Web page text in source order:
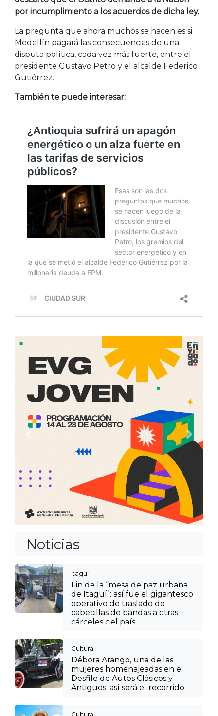
por incumplimiento a los acuerdos de dicha ley.
La pregunta que ahora muchos se hacen es si
Medellín pagará las consecuencias de una
disputa política, cada vez más fuerte, entre el
presidente Gustavo Petro y el alcalde Federico
Gutiérrez.
También te puede interesar:
Noticias
Itagüí
Fin de la “mesa de paz urbana
de Itagüí”: así fue el gigantesco
operativo de traslado de
cabecillas de bandas a otras
cárceles del país
Cultura
Débora Arango, una de las
mujeres homenajeadas en el
Desfile de Autos Clásicos y
Antiguos: así será el recorrido
Cultura